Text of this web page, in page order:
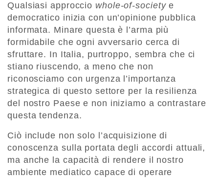
Qualsiasi approccio whole-of-societye
democratico inizia con un’opinione pubblica
informata. Minare questa è l’arma più
formidabile che ogni avversario cerca di
sfruttare. In Italia, purtroppo, sembra che ci
stiano riuscendo, a meno che non
riconosciamo con urgenza l’importanza
strategica di questo settore per la resilienza
del nostro Paese e non iniziamo a contrastare
questa tendenza.
Ciò include non solo l’acquisizione di
conoscenza sulla portata degli accordi attuali,
ma anche la capacità di rendere il nostro
ambiente mediatico capace di operare